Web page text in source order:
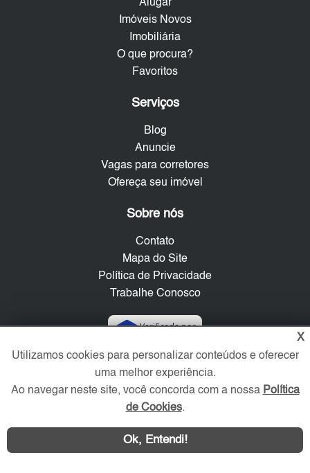
Alugar
Imóveis Novos
Imobiliária
O que procura?
Favoritos
Serviços
Blog
Anuncie
Vagas para corretores
Ofereça seu imóvel
Sobre nós
Contato
Mapa do Site
Política de Privacidade
Trabalhe Conosco
Verificada por
Redes Sociais
X
Utilizamos cookies para personalizar conteúdos e oferecer
uma melhor experiência.
Ao navegar neste site, você concorda com a nossa Política
de Cookies.
Ok, Entendi!